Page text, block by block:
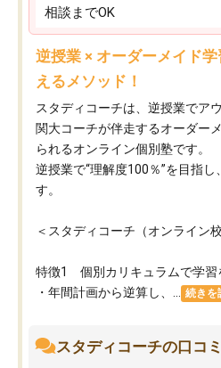
相談までOK
逆授業 × オーダーメイド
えるメソッド！
スタディコーチは、逆授業でア
関大コーチが伴走するオーダー
られるオンライン個別塾です。
逆授業で“理解度100％”を目指
す。
＜スタディコーチ（オンライン
特徴1 個別カリキュラムで学習
・年間計画から逆算し、...
続きを
スタディコーチの口コ